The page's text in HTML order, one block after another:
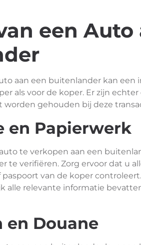
een Auto
aan een buitenlander kan een
als voor de koper. Er zijn
gehouden bij deze
en Papierwerk
te verkopen aan een
te verifiëren. Zorg ervoor dat u
van de koper
alle relevante informatie
en Douane